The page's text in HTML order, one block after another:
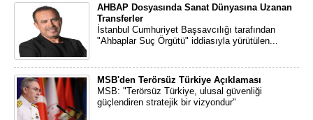
AHBAP Dosyasında Sanat Dünyasına Uzanan
Transferler
İstanbul Cumhuriyet Başsavcılığı tarafından
"Ahbaplar Suç Örgütü" iddiasıyla yürütülen...
MSB'den Terörsüz Türkiye Açıklaması
MSB: "Terörsüz Türkiye, ulusal güvenliği
güçlendiren stratejik bir vizyondur"